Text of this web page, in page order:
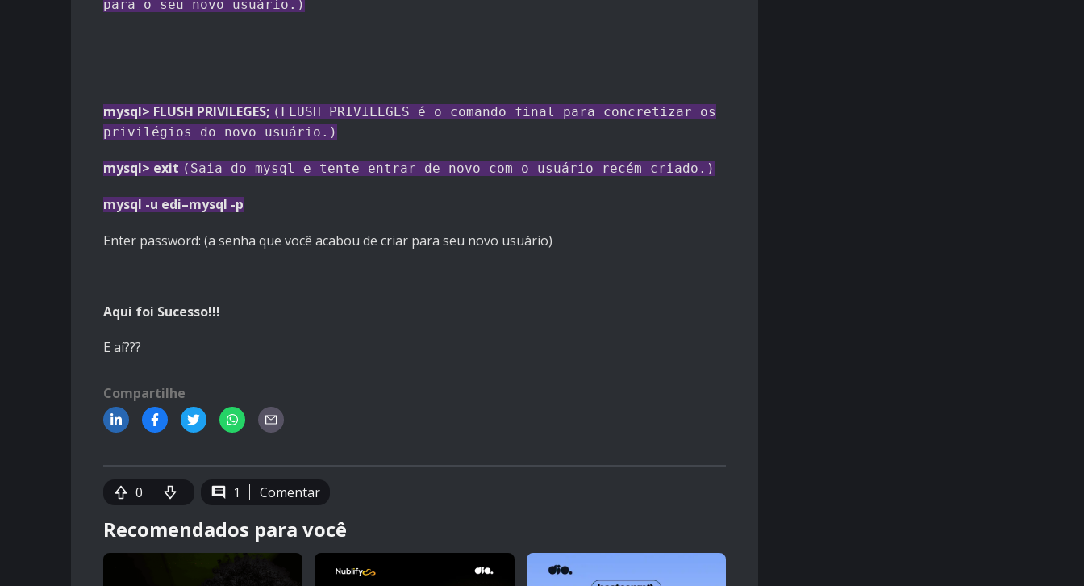
para o seu novo usuário.)
mysql> FLUSH PRIVILEGES; (FLUSH PRIVILEGES é o comando final para concretizar os
privilégios do novo usuário.)
mysql> exit (Saia do mysql e tente entrar de novo com o usuário recém criado.)
mysql -u edi–mysql -p
Enter password: (a senha que você acabou de criar para seu novo usuário)
Aqui foi Sucesso!!!
E aí???
Compartilhe
0 1 Comentar
Recomendados para você